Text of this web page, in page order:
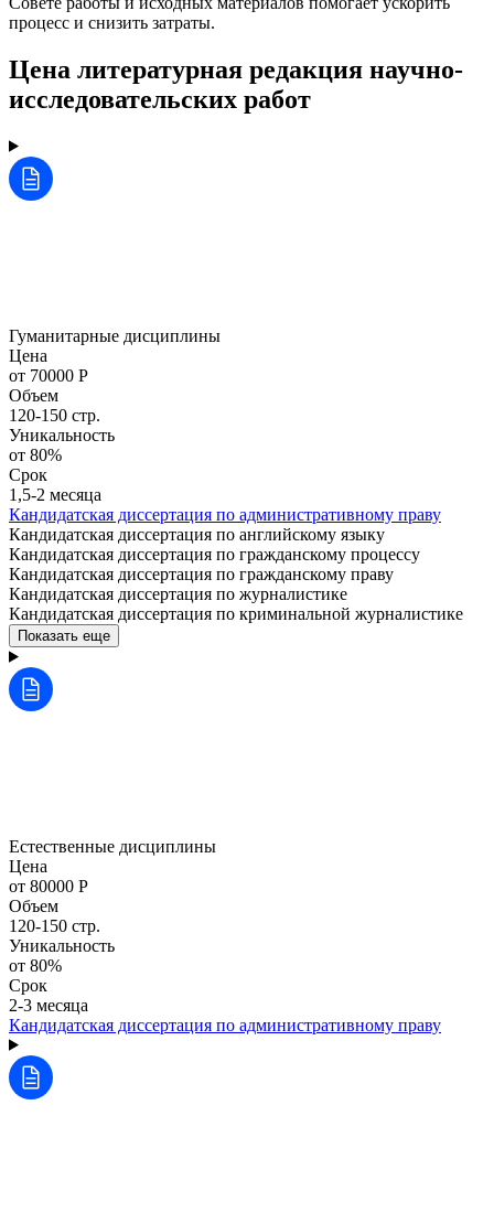
процесс и снизить затраты.
Цена литературная редакция научно-
исследовательских работ
Гуманитарные дисциплины
Цена
от 70000 Р
Объем
120-150 стр.
Уникальность
от 80%
Срок
1,5-2 месяца
Кандидатская диссертация по административному праву
Кандидатская диссертация по английскому языку
Кандидатская диссертация по гражданскому процессу
Кандидатская диссертация по гражданскому праву
Кандидатская диссертация по журналистике
Кандидатская диссертация по криминальной журналистике
Показать еще
Естественные дисциплины
Цена
от 80000 Р
Объем
120-150 стр.
Уникальность
от 80%
Срок
2-3 месяца
Кандидатская диссертация по административному праву